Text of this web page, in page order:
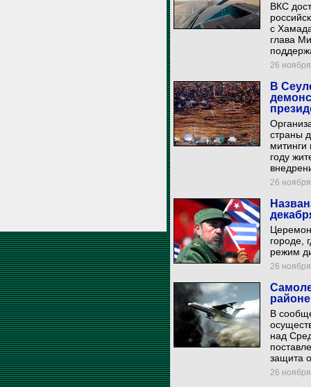
ВКС
с
глава
26
В
страны
году
26
городе,
режим
26
В
над
защита
26